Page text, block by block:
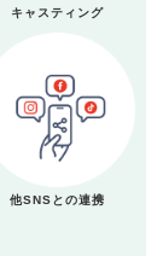
キャスティング
他SNSとの連携